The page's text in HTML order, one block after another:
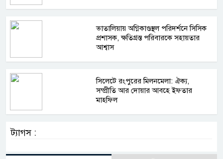
ভাতালিয়ায় অগ্নিকাণ্ডস্থল পরিদর্শনে সিসিক
প্রশাসক, ক্ষতিগ্রস্ত পরিবারকে সহায়তার
আশ্বাস
সিলেটে রংপুরের মিলনমেলা: ঐক্য,
সম্প্রীতি আর দোয়ার আবহে ইফতার
মাহফিল
ট্যাগস :